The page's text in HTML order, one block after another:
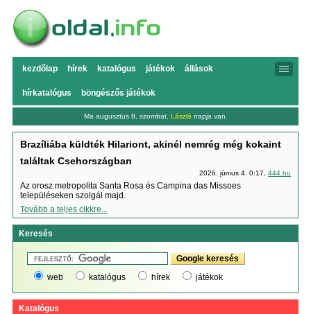
kezdőlap hírek katalógus játékok állások
hírkatalógus böngészős játékok
Ma augusztus 8, szombat, László napja van.
Brazíliába küldték Hilariont, akinél nemrég még kokaint
találtak Csehországban
2026. június 4. 0:17,444.hu
Az orosz metropolita Santa Rosa és Campina das Missoes
településeken szolgál majd.
Tovább a teljes cikkre...
Keresés
web katalógus hírek játékok
Katalógus